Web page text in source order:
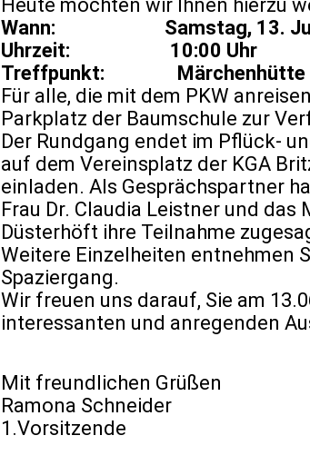
Heute möchten wir Ihnen hierzu
Wann: Samstag, 13.
Uhrzeit: 10:00 Uhr
Treffpunkt: Märchenhütte in
Für alle, die mit dem PKW
Parkplatz der Baumschule zur
Der Rundgang endet im Pflück-
auf dem Vereinsplatz der KGA
einladen. Als Gesprächspartner
Frau Dr. Claudia Leistner und
Düsterhöft ihre Teilnahme
Weitere Einzelheiten entnehmen
Spaziergang.
Wir freuen uns darauf, Sie am
interessanten und anregenden
Mit freundlichen Grüßen
Ramona Schneider
1.Vorsitzende